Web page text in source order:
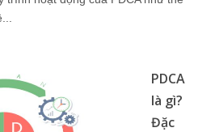
PDCA
là gì?
Đặc